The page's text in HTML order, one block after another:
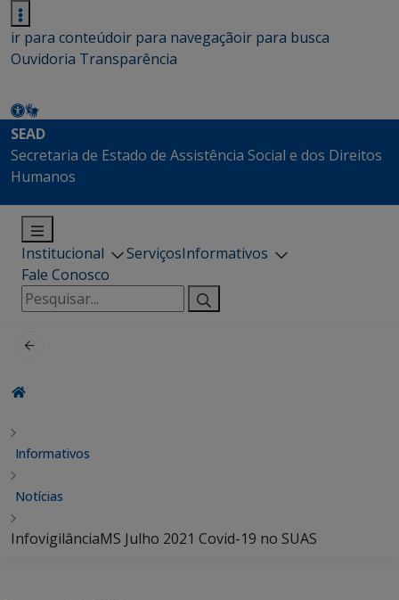
ir para conteúdoir para navegaçãoir para busca
Ouvidoria Transparência
SEAD
Secretaria de Estado de Assistência Social e dos Direitos
Humanos
Institucional ServiçosInformativos
Fale Conosco
Pesquisar
por:
Informativos
Notícias
InfovigilânciaMS Julho 2021 Covid-19 no SUAS